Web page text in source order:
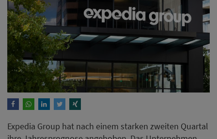
Expedia Group hat nach einem starken zweiten Quartal